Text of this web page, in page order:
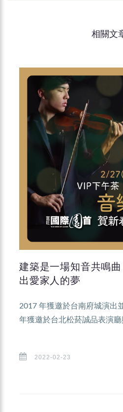
相關文
建築是一場知音共鳴
出愛家人的夢
2017 年獲邀於台南府城演出
年獲邀於台北松菸誠品表演廳
2022-02-23